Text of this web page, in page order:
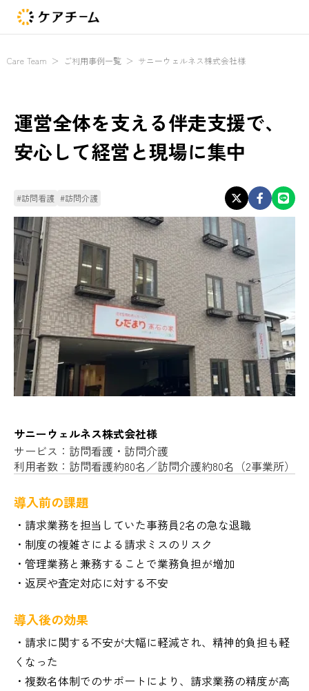
Care Team ＞ ご利用事例一覧 ＞ サニーウェルネス株式会社様
運営全体を支える伴走支援で、
安心して経営と現場に集中
#訪問看護 #訪問介護
サニーウェルネス株式会社様
サービス：訪問看護・訪問介護
利用者数：訪問看護約80名／訪問介護約80名（2事業所）
導入前の課題
・請求業務を担当していた事務員2名の急な退職
・制度の複雑さによる請求ミスのリスク
・管理業務と兼務することで業務負担が増加
・返戻や査定対応に対する不安
導入後の効果
・請求に関する不安が大幅に軽減され、精神的負担も軽
くなった
・複数名体制でのサポートにより、請求業務の精度が高